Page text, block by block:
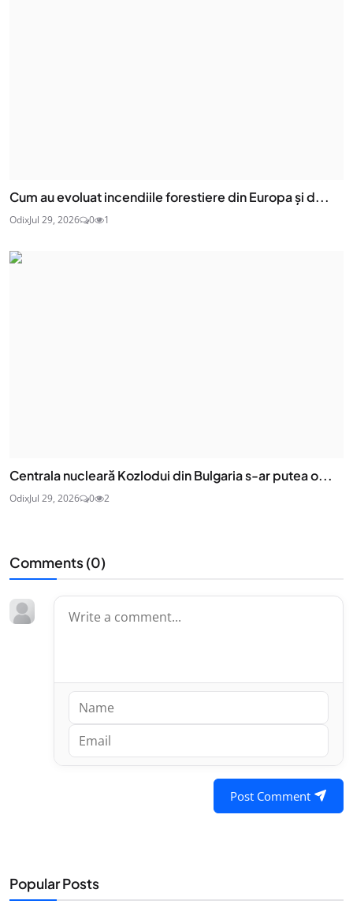
Cum au evoluat incendiile forestiere din Europa și d...
OdixJul 29, 2026 0 1
Centrala nucleară Kozlodui din Bulgaria s-ar putea o...
OdixJul 29, 2026 0 2
Comments (0)
Post Comment
Popular Posts